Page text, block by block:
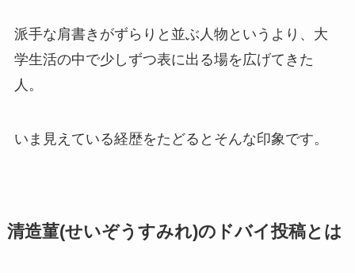
派手な肩書きがずらりと並ぶ人物というより、大
学生活の中で少しずつ表に出る場を広げてきた
人。
いま見えている経歴をたどるとそんな印象です。
清造菫(せいぞうすみれ)のドバイ投稿とは